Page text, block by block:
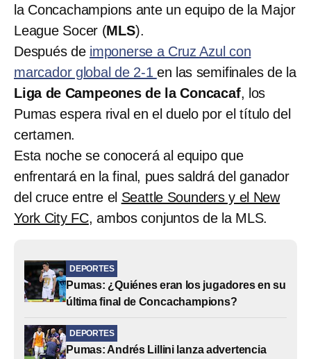
la Concachampions ante un equipo de la Major
League Socer (MLS).
Después de imponerse a Cruz Azul con
marcador global de 2-1 en las semifinales de la
Liga de Campeones de la Concacaf, los
Pumas espera rival en el duelo por el título del
certamen.
Esta noche se conocerá al equipo que
enfrentará en la final, pues saldrá del ganador
del cruce entre el Seattle Sounders y el New
York City FC, ambos conjuntos de la MLS.
DEPORTES
Pumas: ¿Quiénes eran los jugadores en su
última final de Concachampions?
DEPORTES
Pumas: Andrés Lillini lanza advertencia